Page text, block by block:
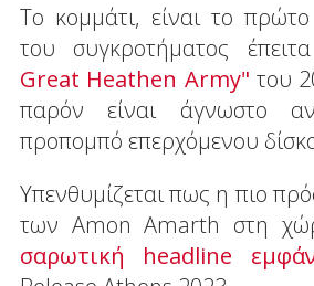
Το κομμάτι, είναι το
του συγκροτήματος
Great Heathen Army" του
παρόν είναι άγνωστο
προπομπό επερχόμενου
Υπενθυμίζεται πως η πιο
των Amon Amarth στη
σαρωτική headline